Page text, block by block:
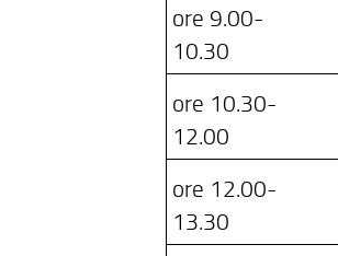
ore 9.00-
10.30
ore 10.30-
12.00
ore 12.00-
13.30